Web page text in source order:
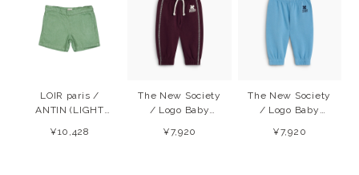
LOIR paris /
ANTIN (LIGHT
26SS
¥10,428
The New Society
/ Logo Baby
Winetasting
¥7,920
The New Society
/ Logo Baby
(Cyaneus) 26AW
¥7,920